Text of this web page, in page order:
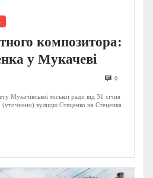
композитора:
у Мукачеві
0
Мукачівської міської ради від 31 січня
вулицю Стеценко на Стеценка